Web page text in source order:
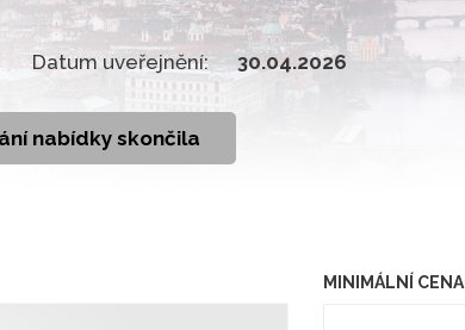
Datum uveřejnění: 30.04.2026
nabídky skončila
MINIMÁLNÍ CENA